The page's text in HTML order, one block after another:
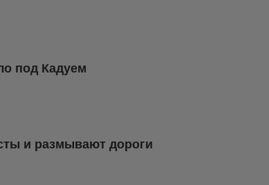
под Кадуем
и размывают дороги